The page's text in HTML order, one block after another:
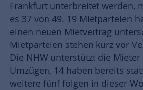
Frankfurt unterbreitet werden,
es 37 von 49. 19 Mietparteien
einen neuen Mietvertrag
Mietparteien stehen kurz vor
Die NHW unterstützt die Mieter
Umzügen, 14 haben bereits
weitere fünf folgen in dieser